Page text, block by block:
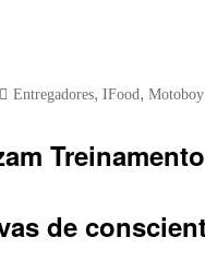
Entregadores, IFood, Motoboy
de